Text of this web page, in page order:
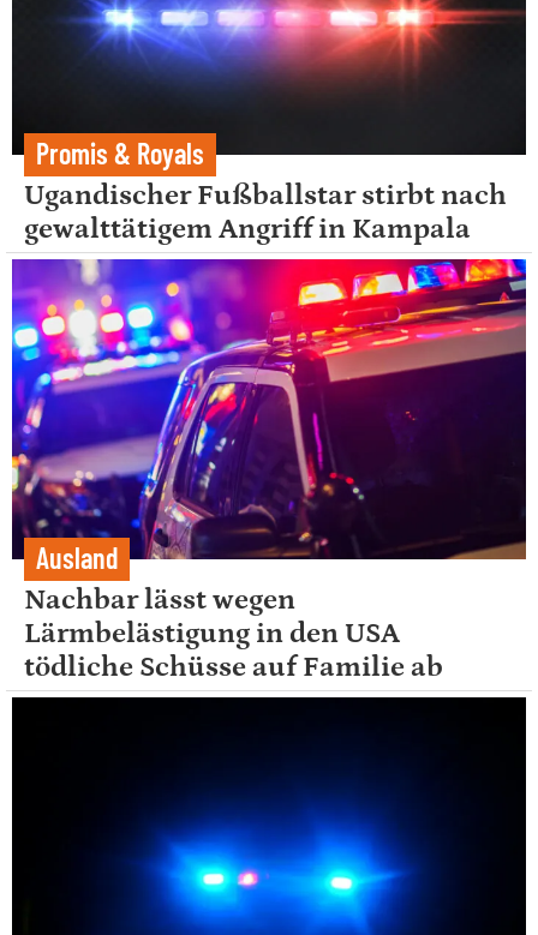
Promis & Royals
Ugandischer Fußballstar stirbt nach
gewalttätigem Angriff in Kampala
Ausland
Nachbar lässt wegen
Lärmbelästigung in den USA
tödliche Schüsse auf Familie ab